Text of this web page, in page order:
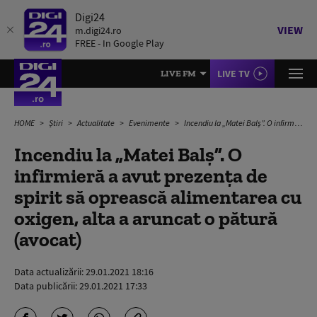
Digi24
m.digi24.ro
FREE - In Google Play
VIEW
LIVE FM LIVE TV
HOME Știri Actualitate Evenimente Incendiu la „Matei Balș”. O infirmieră a avut prezența de spirit să oprească alimentarea cu oxigen, alta a aruncat o pătură (avocat)
Incendiu la „Matei Balș”. O
infirmieră a avut prezența de
spirit să oprească alimentarea cu
oxigen, alta a aruncat o pătură
(avocat)
Data actualizării:29.01.2021 18:16
Data publicării:29.01.2021 17:33